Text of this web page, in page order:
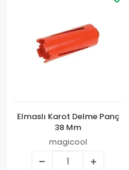
Elmaslı Karot Delme Panç
38 Mm
magicool